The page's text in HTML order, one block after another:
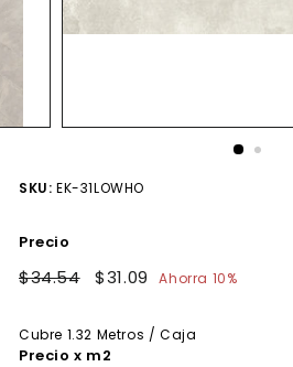
SKU: EK-31LOWHO
Precio
Precio
$34.54$34.54
Precio
$31.09 $31.09
Ahorra 10%
Cubre 1.32 Metros / Caja
Precio x m2